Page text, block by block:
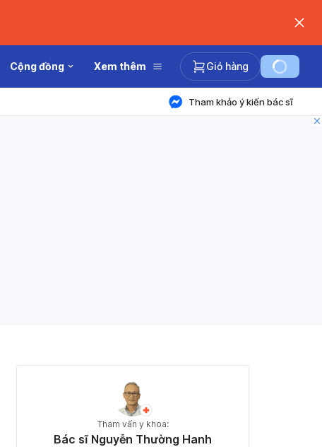
Cộng đồng Xem thêm Giỏ hàng
Tham khảo ý kiến bác sĩ
Tham vấn y khoa:
Bác sĩ Nguyễn Thường Hanh